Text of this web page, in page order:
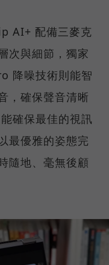
AI+ 配備三麥克
次與細節，獨家
降噪技術則能智
，確保聲音清晰
確保最佳的視訊
最優雅的姿態完
隨地、毫無後顧